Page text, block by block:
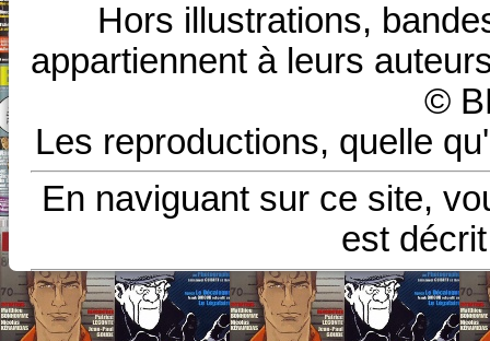
Hors illustrations,
appartiennent à leurs
©
Les reproductions, quelle
En naviguant sur ce site,
est